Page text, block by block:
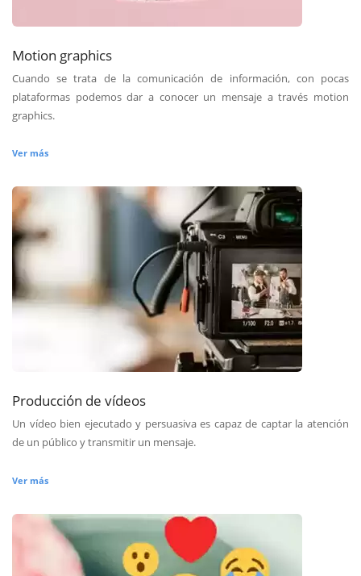
Motion graphics
Cuando se trata de la comunicación de información, con pocas
plataformas podemos dar a conocer un mensaje a través motion
graphics.
Ver más
Producción de vídeos
Un vídeo bien ejecutado y persuasiva es capaz de captar la atención
de un público y transmitir un mensaje.
Ver más